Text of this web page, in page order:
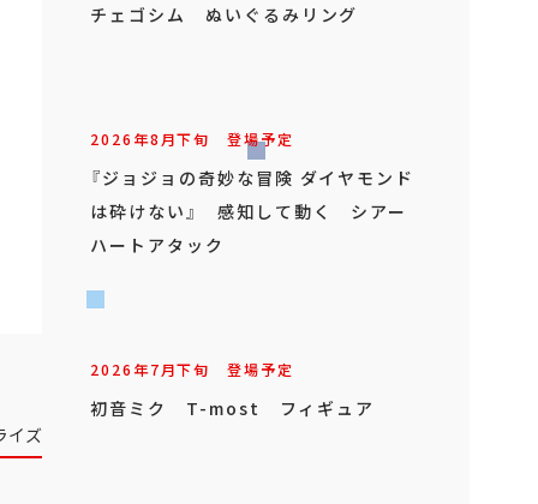
イズ
チェゴシム ぬいぐるみリング
2026年8月下旬 登場予定
『ジョジョの奇妙な冒険 ダイヤモンド
は砕けない』 感知して動く シアー
ハートアタック
2026年7月下旬 登場予定
初音ミク T-most フィギュア